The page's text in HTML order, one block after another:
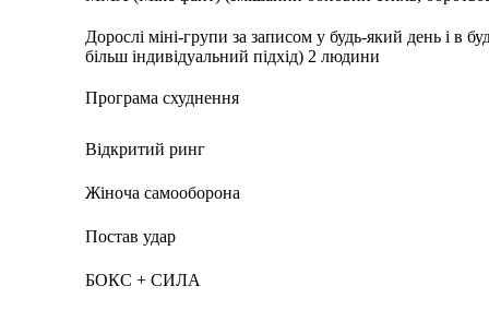
Дорослі міні-групи за записом у будь-який день і в
більш індивідуальний підхід) 2 людини
Програма схуднення
Відкритий ринг
Жіноча самооборона
Постав удар
БОКС + СИЛА